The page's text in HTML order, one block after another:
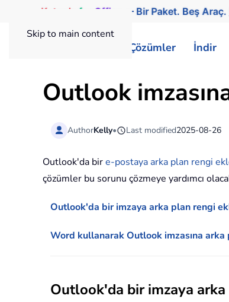
Skip to main content
Kutools for Office — Bir Paket. Beş
Çözümler İndir
Outlook
AuthorKelly• Last modified2025-08-26
Outlook'da bire-postaya arka plan rengi
çözümler bu sorunu çözmeye yardımcı
Outlook'da bir imzaya arka plan rengi
Word kullanarak Outlook imzasına
Outlook'da bir imzaya